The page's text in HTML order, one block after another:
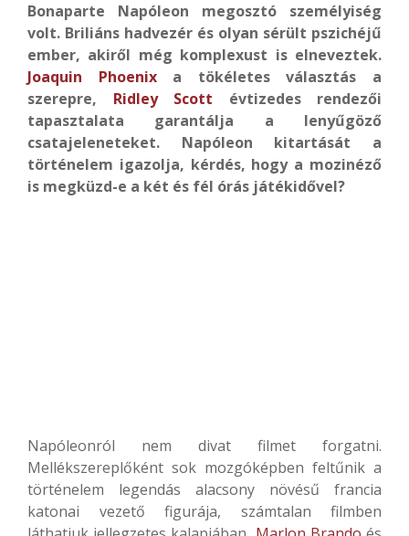
Bonaparte Napóleon megosztó személyiség
volt. Briliáns hadvezér és olyan sérült pszichéjű
ember, akiről még komplexust is elneveztek.
Joaquin Phoenixa tökéletes választás a
szerepre, Ridley Scott évtizedes rendezői
tapasztalata garantálja a lenyűgöző
csatajeleneteket. Napóleon kitartását a
történelem igazolja, kérdés, hogy a mozinéző
is megküzd-e a két és fél órás játékidővel?
Napóleonról nem divat filmet forgatni.
Mellékszereplőként sok mozgóképben feltűnik a
történelem legendás alacsony növésű francia
katonai vezető figurája, számtalan filmben